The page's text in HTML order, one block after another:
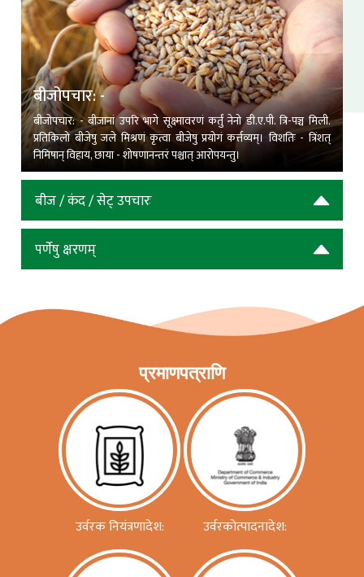
बीजोपचार: -
बीजोपचार: - बीजानां उपरि भागे सूक्ष्मावरणं कर्तुं नेनो डी.ए.पी. त्रि-पञ्च मिली.
प्रतिकिलो बीजेषु जले मिश्रणं कृत्वा बीजेषु प्रयोगं कर्त्तव्यम्। विशतिः - त्रिंशत्
निमिषान् विहाय, छाया - शोषणानन्तरं पश्चात् आरोपयन्तु।
बीज / कंद / सेट् उपचारः
पर्णेषु क्षरणम्
प्रमाणपत्राणि
उर्वरक नियंत्रणादेश: उर्वरकोत्पादनादेश: